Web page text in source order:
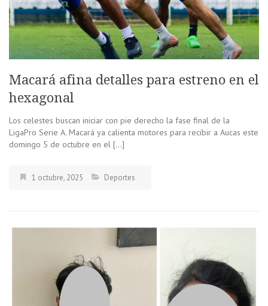
Macará afina detalles para estreno en el
hexagonal
Los celestes buscan iniciar con pie derecho la fase final de la
LigaPro Serie A. Macará ya calienta motores para recibir a Aucas este
domingo 5 de octubre en el […]
1 octubre, 2025 Deportes